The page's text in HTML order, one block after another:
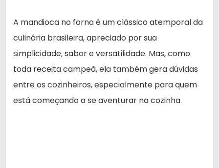
A mandioca no forno é um clássico atemporal da
culinária brasileira, apreciado por sua
simplicidade, sabor e versatilidade. Mas, como
toda receita campeã, ela também gera dúvidas
entre os cozinheiros, especialmente para quem
está começando a se aventurar na cozinha.